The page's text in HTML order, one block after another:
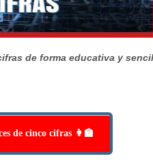
de forma educativa y
de cinco cifras 👩‍🏫